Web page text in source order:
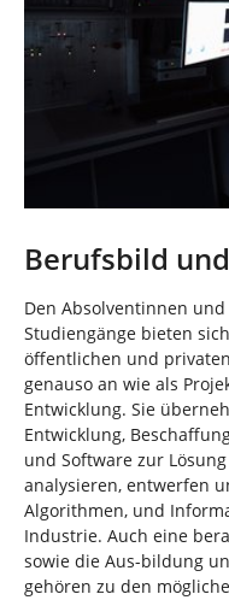
Berufsbild
Den Absolventinnen
Studiengänge bieten
öffentlichen und
genauso an wie als
Entwicklung. Sie
Entwicklung,
und Software zur
analysieren, entwerfen
Algorithmen, und
Industrie. Auch eine
sowie die Aus-bildung
gehören zu den